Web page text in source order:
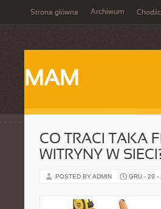
Strona główna Archiwum
MAM
CO TRACI TAKA
WITRYNY W
POSTED BY ADMIN GRU - 29 -